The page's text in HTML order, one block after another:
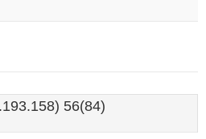
56(84)